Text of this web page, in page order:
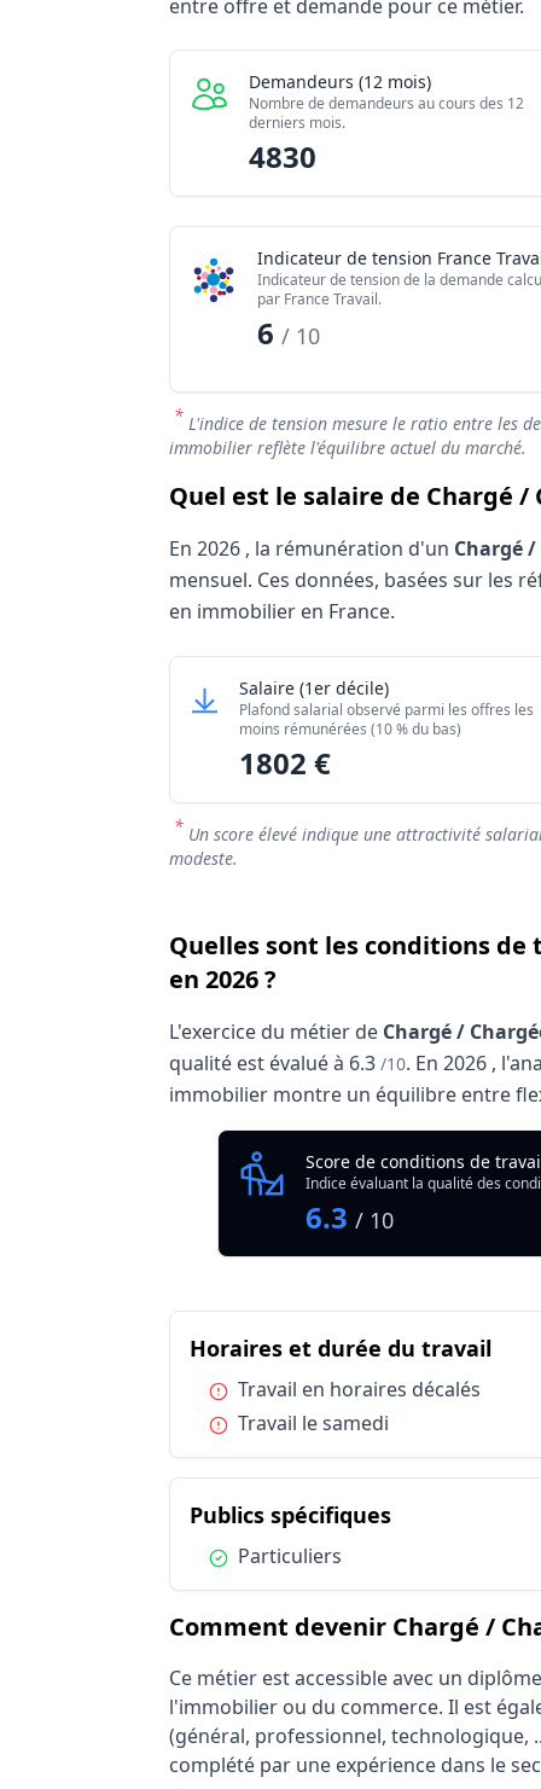
Offres publiées (12 mois)
Embauches constatées
Indice de tension globale
entre offre et demande pour ce métier.
Demandeurs (12 mois)
Nombre de demandeurs au cours des 12
derniers mois.
4830
Indicateur de tension France
Indicateur de tension de la demande
par France Travail.
6 / 10
* L'indice de tension mesure le ratio entre les
immobilier reflète l'équilibre actuel du marché.
Quel est le salaire de Chargé
En 2026 , la rémunération d'un Chargé
mensuel. Ces données, basées sur les
en immobilier en France.
Grille salariale Chargé / Chargée de
Niveau de salaire (Déciles)
Salaire minimum (10% les moins
Salaire maximum (10% les mieux
Salaire Chargé / Chargée de
(1er décile)
Plafond salarial observé parmi les offres les
moins rémunérées (10 % du bas)
1802 €
* Un score élevé indique une attractivité
modeste.
Quelles sont les conditions
en 2026 ?
L'exercice du métier de Chargé /
qualité est évalué à 6.3 /10. En 2026 ,
immobilier montre un équilibre entre
Analyse des conditions de
Qualité globale de l'environnement
Score de conditions de
Indice évaluant la qualité des
6.3 / 10
Résumé des conditions d'exercice :
Catégorie
Horaires et durée du travail
Horaires et durée du travail
Conditions de travail et risques
Publics spécifiques
Horaires et durée du travaildu
Condition :
Travail en horaires décalés
Condition :
Travail le samedi
Publics spécifiquesdu métier
Condition :
Particuliers
Comment devenir Chargé /
Ce métier est accessible avec un
l'immobilier ou du commerce. Il est
(général, professionnel, technologique,
complété par une expérience dans le